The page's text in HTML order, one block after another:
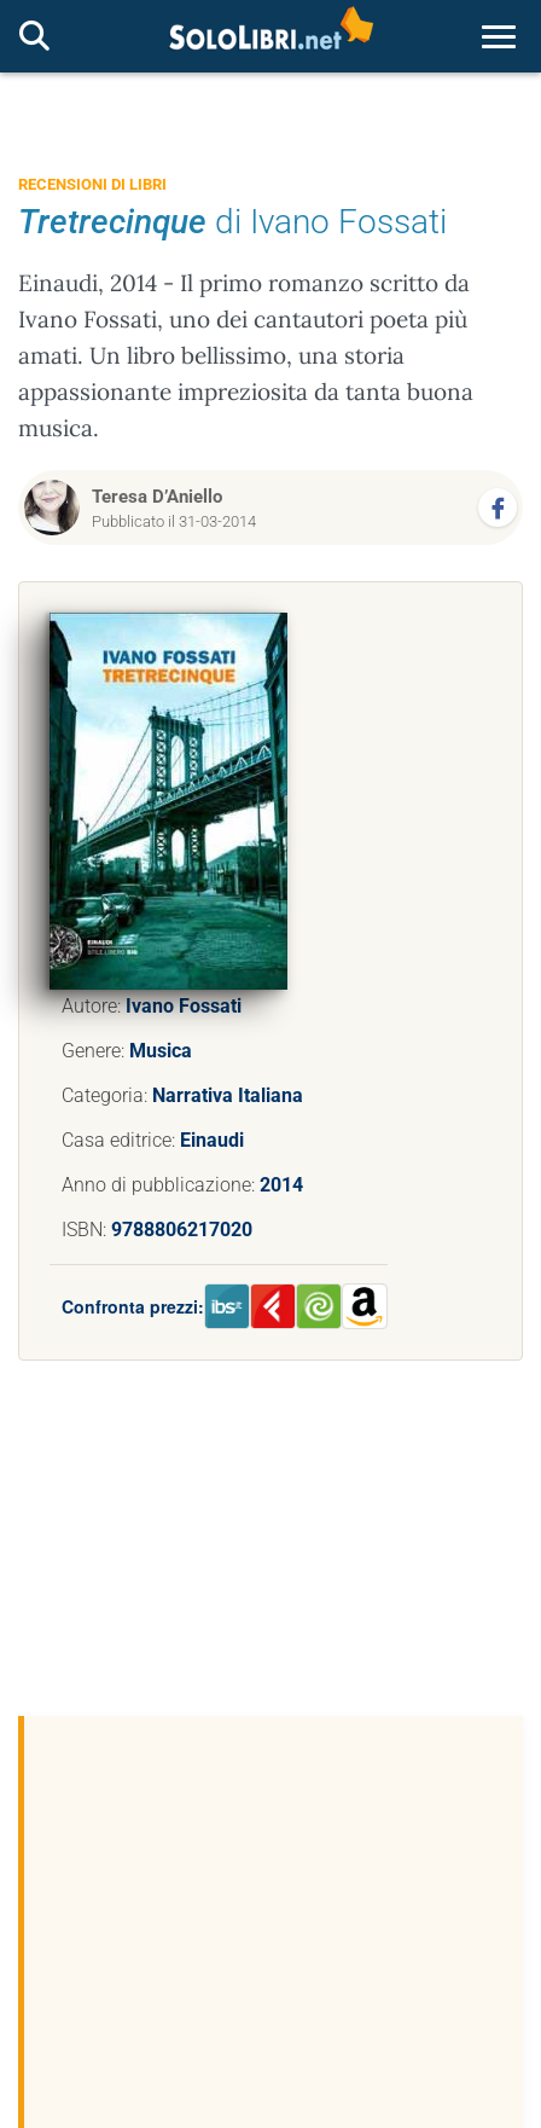
RECENSIONI DI LIBRI
Tretrecinque di Ivano Fossati
Einaudi, 2014 - Il primo romanzo scritto da
Ivano Fossati, uno dei cantautori poeta più
amati. Un libro bellissimo, una storia
appassionante impreziosita da tanta buona
musica.
Teresa D’Aniello
Pubblicato il 31-03-2014
Autore:Ivano Fossati
Genere: Musica
Categoria: Narrativa Italiana
Casa editrice: Einaudi
Anno di pubblicazione: 2014
ISBN: 9788806217020
Confronta prezzi: